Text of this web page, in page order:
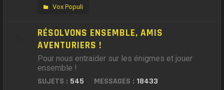
Vox Populi
RÉSOLVONS ENSEMBLE, AMIS
AVENTURIERS !
Pour nous entraider sur les énigmes et jouer
ensemble !
SUJETS : 545 MESSAGES : 18433